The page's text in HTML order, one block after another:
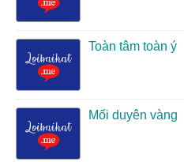
Toàn tâm toàn ý
Mối duyên vàng